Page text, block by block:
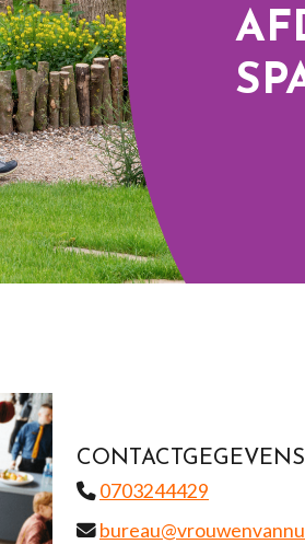
CONTACTGEGEVENS
0703244429